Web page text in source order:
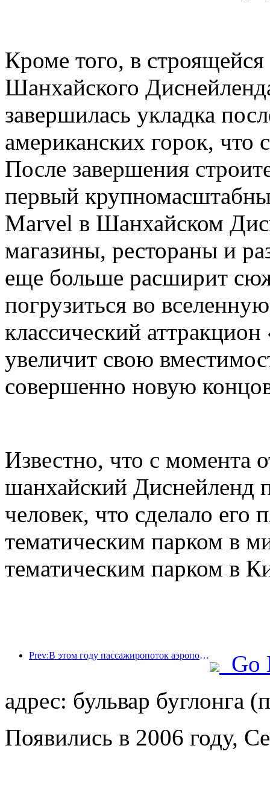
Кроме того, в строящейся
Шанхайского
завершилась укладка
американских горок, что
После завершения
первый
Marvel в Шанхайском
магазины, рестораны и
еще больше расширит
погрузиться во
классический
увеличит свою
совершенно новую
Известно, что с момента
шанхайский Диснейленд
человек, что сделало
тематическим парком в
тематическим парком в
Prev:В этом году пассажиропоток аэропорта Шэньчжэня превысил 3 миллиона человек, установив новый рекорд за аналогичный период.
Go
адрес: бульвар буглонга
Появились в 2006 году,